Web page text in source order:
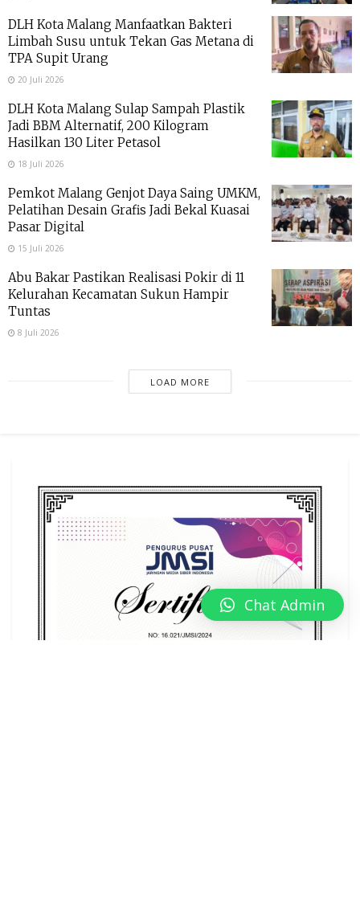
DLH Kota Malang Manfaatkan Bakteri
Limbah Susu untuk Tekan Gas Metana di
TPA Supit Urang
20 Juli 2026
DLH Kota Malang Sulap Sampah Plastik
Jadi BBM Alternatif, 200 Kilogram
Hasilkan 130 Liter Petasol
18 Juli 2026
Pemkot Malang Genjot Daya Saing UMKM,
Pelatihan Desain Grafis Jadi Bekal Kuasai
Pasar Digital
15 Juli 2026
Abu Bakar Pastikan Realisasi Pokir di 11
Kelurahan Kecamatan Sukun Hampir
Tuntas
8 Juli 2026
LOAD MORE
Chat Admin